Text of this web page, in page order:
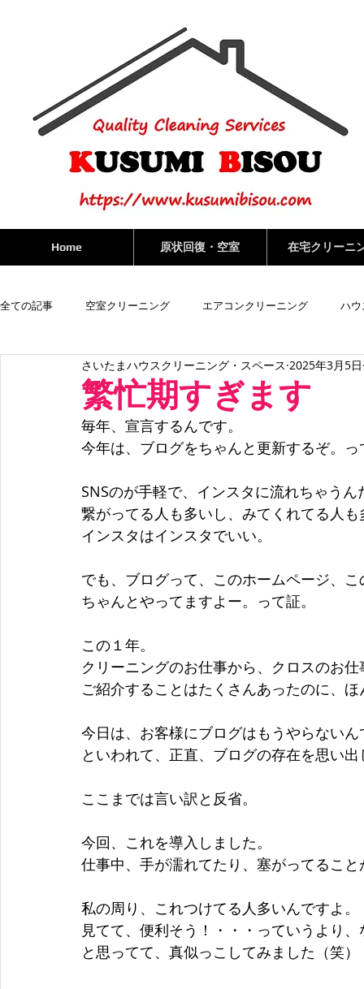
Home 原状回復・空室 在宅クリーニ
全ての記事 空室クリーニング エアコンクリーニング ハ
クロス張り替え 床張り替え 化粧シート
繁忙期すぎます
さいたまハウスクリーニング・スペース 2025年3月5日
毎年、宣言するんです。
今年は、ブログをちゃんと更新するぞ。っ
SNSのが手軽で、インスタに流れちゃうん
繋がってる人も多いし、みてくれてる人も
インスタはインスタでいい。
でも、ブログって、このホームページ、こ
ちゃんとやってますよー。って証。
この１年。
クリーニングのお仕事から、クロスのお
ご紹介することはたくさんあったのに、
今日は、お客様にブログはもうやらないん
といわれて、正直、ブログの存在を思い
ここまでは言い訳と反省。
今回、これを導入しました。
仕事中、手が濡れてたり、塞がってるこ
私の周り、これつけてる人多いんですよ。
見てて、便利そう！・・・っていうより
と思ってて、真似っこしてみました（笑）